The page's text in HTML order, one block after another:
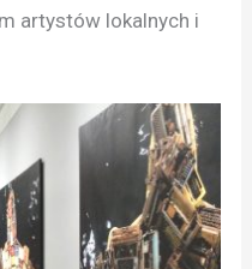
artystów lokalnych i